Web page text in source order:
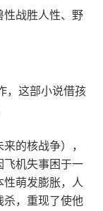
10-01
发行日期
性战胜人性、野
，这部小说借孩
的核战争），
飞机失事困于一
萌发膨胀，人
杀，重现了使他